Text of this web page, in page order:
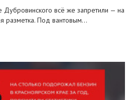
всё же запретили — на
разметка. Под вантовым…